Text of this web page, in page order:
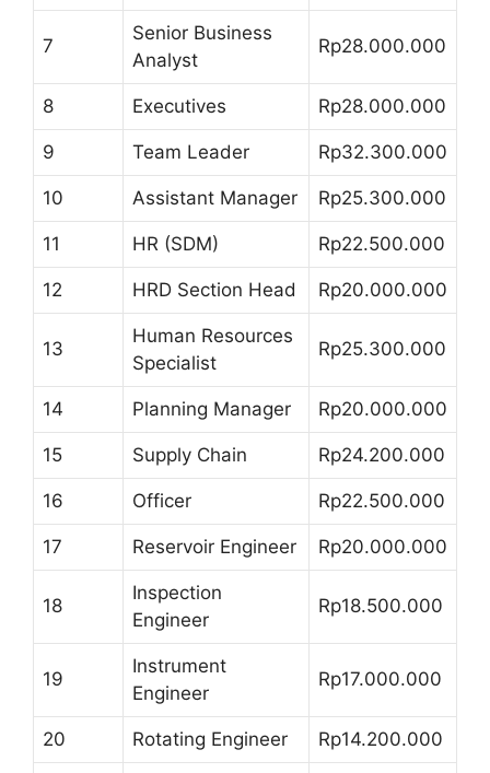
7
Senior Business
Analyst
Rp28.000.000
8 Executives Rp28.000.000
9 Team Leader Rp32.300.000
10 Assistant Manager Rp25.300.000
11 HR (SDM) Rp22.500.000
12 HRD Section Head Rp20.000.000
13
Human Resources
Specialist
Rp25.300.000
14 Planning Manager Rp20.000.000
15 Supply Chain Rp24.200.000
16 Officer Rp22.500.000
17 Reservoir Engineer Rp20.000.000
18
Inspection
Engineer
Rp18.500.000
19
Instrument
Engineer
Rp17.000.000
20 Rotating Engineer Rp14.200.000